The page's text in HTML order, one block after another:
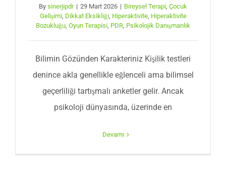
By sinerjipdr | 29 Mart 2026 | Bireysel Terapi, Çocuk
Gelişimi, Dikkat Eksikliği, Hiperaktivite, Hiperaktivite
Bozukluğu, Oyun Terapisi, PDR, Psikolojik Danışmanlık
Bilimin Gözünden Karakteriniz Kişilik testleri
denince akla genellikle eğlenceli ama bilimsel
geçerliliği tartışmalı anketler gelir. Ancak
psikoloji dünyasında, üzerinde en
Devamı